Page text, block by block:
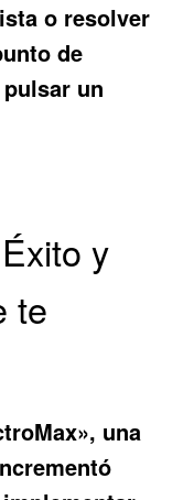
o resolver
de
un
y
te
una